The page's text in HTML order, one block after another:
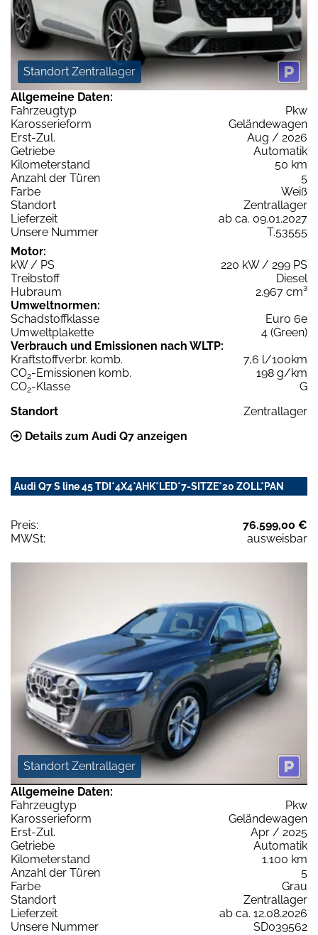
Standort Zentrallager
Allgemeine Daten:
Fahrzeugtyp
Pkw
Karosserieform
Geländewagen
Erst-Zul.
Aug / 2026
Getriebe
Automatik
Kilometerstand
50 km
Anzahl der Türen
5
Farbe
Weiß
Standort
Zentrallager
Lieferzeit
ab ca. 09.01.2027
Unsere Nummer
T.53555
Motor:
kW / PS
220 kW / 299 PS
Treibstoff
Diesel
Hubraum
2.967 cm³
Umweltnormen:
Schadstoffklasse
Euro 6e
Umweltplakette
4 (Green)
Verbrauch und Emissionen nach WLTP:
Kraftstoffverbr. komb.
7,6 l/100km
CO2-Emissionen komb.
198 g/km
CO2-Klasse
G
Standort
Zentrallager
Details zum Audi Q7 anzeigen
Audi Q7 S line 45 TDI*4X4*AHK*LED*7-SITZE*20 ZOLL*PAN
Preis:
76.599,00 €
MWSt:
ausweisbar
Standort Zentrallager
Allgemeine Daten:
Fahrzeugtyp
Pkw
Karosserieform
Geländewagen
Erst-Zul.
Apr / 2025
Getriebe
Automatik
Kilometerstand
1.100 km
Anzahl der Türen
5
Farbe
Grau
Standort
Zentrallager
Lieferzeit
ab ca. 12.08.2026
Unsere Nummer
SD039562